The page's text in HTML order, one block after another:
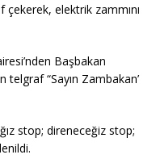
çekerek, elektrik zammını
Başbakan
telgraf “Sayın Zambakan’
stop; direneceğiz stop;